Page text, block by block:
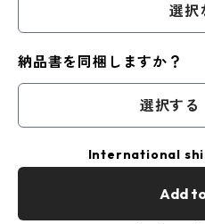
選択
納品書を同梱しますか？
選択する
International
Add